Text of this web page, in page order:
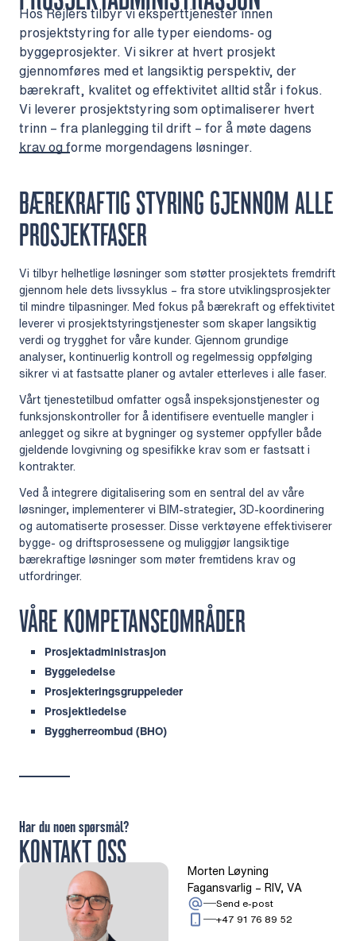
Hos Rejlers tilbyr vi eksperttjenester innen
prosjektstyring for alle typer eiendoms- og
byggeprosjekter. Vi sikrer at hvert prosjekt
gjennomføres med et langsiktig perspektiv, der
bærekraft, kvalitet og effektivitet alltid står i fokus.
Vi leverer prosjektstyring som optimaliserer hvert
trinn – fra planlegging til drift – for å møte dagens
krav og forme morgendagens løsninger.
BÆREKRAFTIG STYRING GJENNOM ALLE
PROSJEKTFASER
Vi tilbyr helhetlige løsninger som støtter prosjektets fremdrift
gjennom hele dets livssyklus – fra store utviklingsprosjekter
til mindre tilpasninger. Med fokus på bærekraft og effektivitet
leverer vi prosjektstyringstjenester som skaper langsiktig
verdi og trygghet for våre kunder. Gjennom grundige
analyser, kontinuerlig kontroll og regelmessig oppfølging
sikrer vi at fastsatte planer og avtaler etterleves i alle faser.
Vårt tjenestetilbud omfatter også inspeksjonstjenester og
funksjonskontroller for å identifisere eventuelle mangler i
anlegget og sikre at bygninger og systemer oppfyller både
gjeldende lovgivning og spesifikke krav som er fastsatt i
kontrakter.
Ved å integrere digitalisering som en sentral del av våre
løsninger, implementerer vi BIM-strategier, 3D-koordinering
og automatiserte prosesser. Disse verktøyene effektiviserer
bygge- og driftsprosessene og muliggjør langsiktige
bærekraftige løsninger som møter fremtidens krav og
utfordringer.
VÅRE KOMPETANSEOMRÅDER
Prosjektadministrasjon
Byggeledelse
Prosjekteringsgruppeleder
Prosjektledelse
Byggherreombud (BHO)
KONTAKT OSS
Har du noen spørsmål?
Morten Løyning
Fagansvarlig – RIV, VA
Send e-post: Morten Løyning
+47 91 76 89 52Ring: + 4 7 9